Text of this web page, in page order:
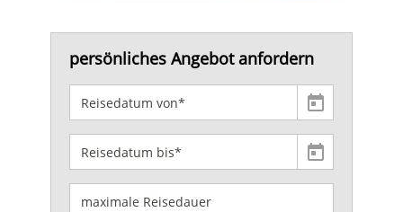
persönliches Angebot anfordern